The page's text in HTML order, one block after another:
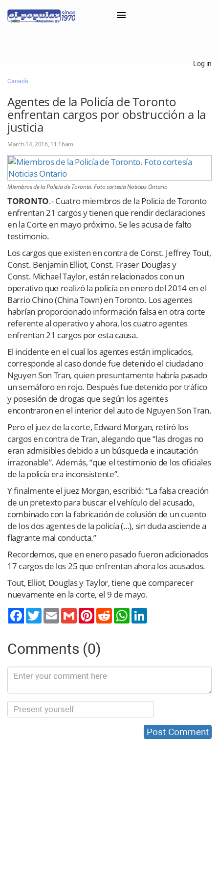
Classifieds
Categorías
Iniciar sesión con Clascal
Log in
Canadá
Agentes de la Policía de Toronto
enfrentan cargos por obstrucción a la
justicia
March 14, 2016, 11:16am
Miembros de la Policía de Toronto. Foto cortesía Noticias Ontario
TORONTO.- Cuatro miembros de la Policía de Toronto
enfrentan 21 cargos y tienen que rendir declaraciones
en la Corte en mayo próximo. Se les acusa de falto
testimonio.
Los cargos que existen en contra de Const. Jeffrey Tout,
Const. Benjamin Elliot, Const. Fraser Douglas y
Const. Michael Taylor, están relacionados con un
operativo que realizó la policía en enero del 2014 en el
Barrio Chino (China Town) en Toronto. Los agentes
habrían proporcionado información falsa en otra corte
referente al operativo y ahora, los cuatro agentes
enfrentan 21 cargos por esta causa.
El incidente en el cual los agentes están implicados,
corresponde al caso donde fue detenido el ciudadano
Nguyen Son Tran, quien presuntamente habría pasado
un semáforo en rojo. Después fue detenido por tráfico
y posesión de drogas que según los agentes
encontraron en el interior del auto de Nguyen Son Tran.
Pero el juez de la corte, Edward Morgan, retiró los
cargos en contra de Tran, alegando que “las drogas no
eran admisibles debido a un búsqueda e incautación
irrazonable”. Además, “que el testimonio de los oficiales
de la policía era inconsistente”.
Y finalmente el juez Morgan, escribió: “La falsa creación
de un pretexto para buscar el vehículo del acusado,
combinado con la fabricación de colusión de un cuento
de los dos agentes de la policía (…), sin duda asciende a
flagrante mal conducta.”
Recordemos, que en enero pasado fueron adicionados
17 cargos de los 25 que enfrentan ahora los acusados.
Tout, Elliot, Douglas y Taylor, tiene que comparecer
nuevamente en la corte, el 9 de mayo.
TwitterEmail Gmail PinterestReddit WhatsApp
Comments (0)